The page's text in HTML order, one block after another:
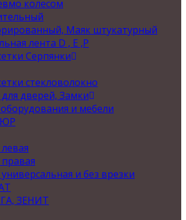
колесом
Маяк штукатурный
лента D , Е ,P
Серпянки
стекловолокно
дверей, Замки
и мебели
и без врезки
ЗЕНИТ